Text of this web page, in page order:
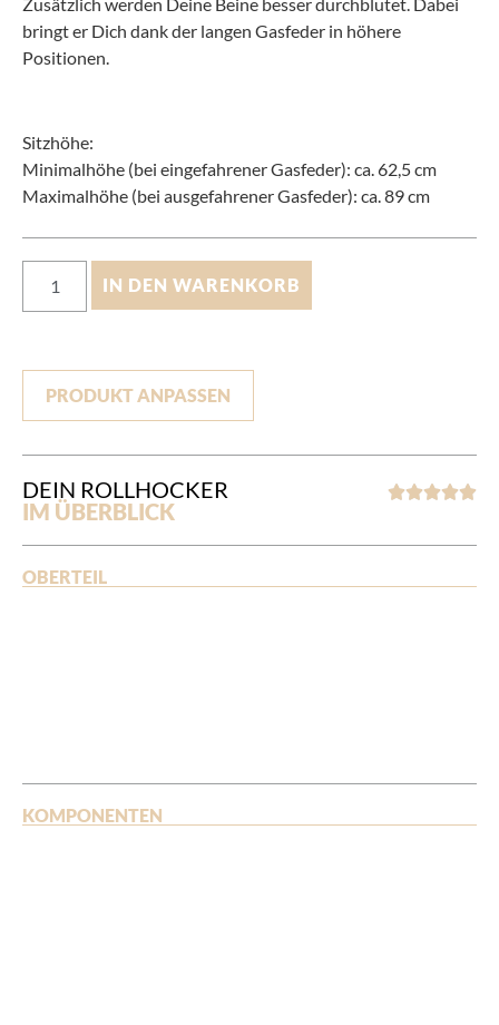
bringt er Dich dank der langen Gasfeder in höhere
Positionen.
Sitzhöhe:
Minimalhöhe (bei eingefahrener Gasfeder): ca. 62,5 cm
Maximalhöhe (bei ausgefahrener Gasfeder): ca. 89 cm
IN DEN WARENKORB
PRODUKT ANPASSEN
DEIN ROLLHOCKER
IM ÜBERBLICK

OBERTEIL
KOMPONENTEN